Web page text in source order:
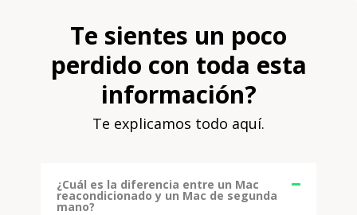
Te sientes un poco
perdido con toda esta
información?
Te explicamos todo aquí.
¿Cuál es la diferencia entre un Mac
reacondicionado y un Mac de segunda
mano?